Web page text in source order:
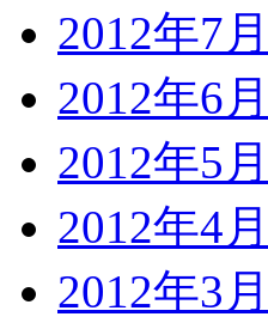
2012年7
2012年6
2012年5
2012年4
2012年3